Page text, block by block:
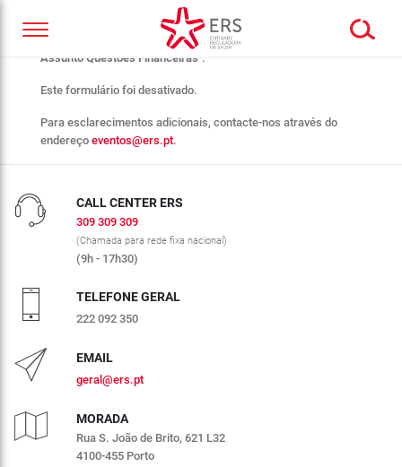
Obrigado pelo seu interesse no webinar "
Assunto Questões Financeiras ".
Este formulário foi desativado.
Para esclarecimentos adicionais, contacte-nos através do
endereço eventos@ers.pt.
CALL CENTER ERS
309 309 309
(Chamada para rede fixa nacional)
(9h - 17h30)
TELEFONE GERAL
222 092 350
EMAIL
geral@ers.pt
MORADA
Rua S. João de Brito, 621 L32
4100-455 Porto